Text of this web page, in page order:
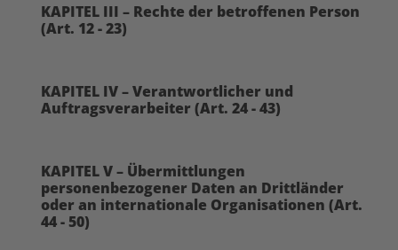
KAPITEL III – Rechte der betroffenen Person
(Art. 12 - 23)
KAPITEL IV – Verantwortlicher und
Auftragsverarbeiter (Art. 24 - 43)
KAPITEL V – Übermittlungen
personenbezogener Daten an Drittländer
oder an internationale Organisationen (Art.
44 - 50)